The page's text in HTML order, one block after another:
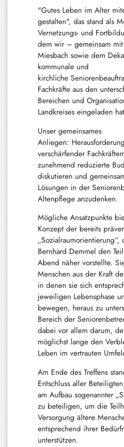
"Gutes Leben im Alter
gestalten", das stand als
Vernetzungs- und
dem wir – gemeinsam
Miesbach sowie dem
kommunale und
kirchliche
Fachkräfte aus den
Bereichen und
Landkreises eingeladen
Unser gemeinsames
Anliegen:
verschärfender
zunehmend reduzierte
diskutieren und
Lösungen in der
Altenpflege anzudenken.
Mögliche Ansatzpunkte
Konzept der bereits
„Sozialraumorientierung“,
Bernhard Demmel den
Abend näher vorstellte.
Menschen aus der Kraft
in denen sie sich
jeweiligen Lebensphase
bewegen, heraus zu
Bereich der
dabei vor allem darum,
möglichst lange den
Leben im vertrauten
Am Ende des Treffens
Entschluss aller
am Aufbau sogenannter
zu beteiligen, um die
Versorgung ältere
entsprechend ihrer
unterstützen.
Irschenberg
Kreuth
Leitzachtal
Miesbach
Neuhaus
Niklasreuth
Otterfing
Rottach-
Schaftlach
Waakirchen
Schliersee
Tegernsee
Warngau
Weyarn